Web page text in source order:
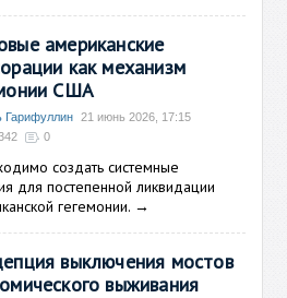
американские
как механизм
США
Гарифуллин
21 июнь 2026, 17:15
0
создать системные
для постепенной ликвидации
гегемонии. →
выключения мостов
выживания